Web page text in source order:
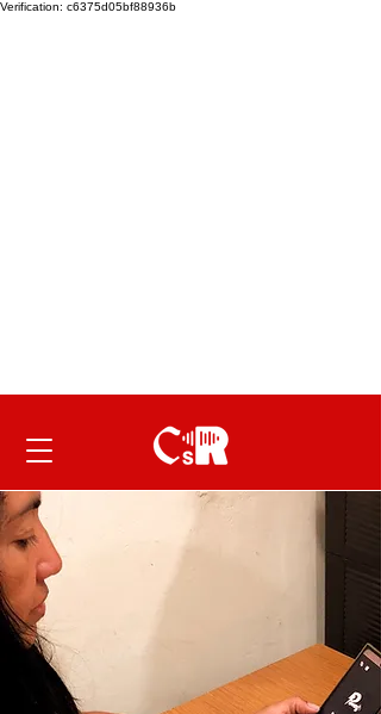
Verification: c6375d05bf88936b